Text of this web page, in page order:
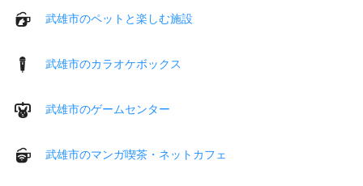
武雄市のペットと楽しむ施設
武雄市のカラオケボックス
武雄市のゲームセンター
武雄市のマンガ喫茶・ネットカフェ